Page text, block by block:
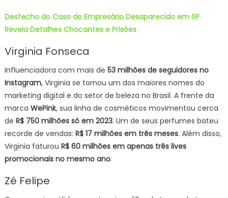
Desfecho do Caso do Empresário Desaparecido em SP
Revela Detalhes Chocantes e Prisões
Virginia Fonseca
Influenciadora com mais de 53 milhões de seguidores no
Instagram, Virginia se tornou um dos maiores nomes do
marketing digital e do setor de beleza no Brasil. A frente da
marca WePink, sua linha de cosméticos movimentou cerca
de R$ 750 milhões só em 2023. Um de seus perfumes bateu
recorde de vendas: R$ 17 milhões em três meses. Além disso,
Virginia faturou R$ 60 milhões em apenas três lives
promocionais no mesmo ano.
Zé Felipe